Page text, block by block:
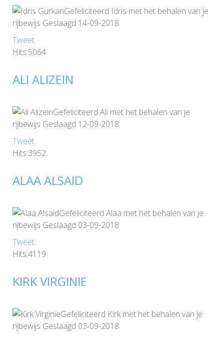
Gefeliciteerd Idris met het behalen van je
rijbewijs Geslaagd 14-09-2018
Tweet
Hits:5064
ALI ALIZEIN
Gefeliciteerd Ali met het behalen van je
rijbewijs Geslaagd 12-09-2018
Tweet
Hits:3952
ALAA ALSAID
Gefeliciteerd Alaa met het behalen van je
rijbewijs Geslaagd 03-09-2018
Tweet
Hits:4119
KIRK VIRGINIE
Gefeliciteerd Kirk met het behalen van je
rijbewijs Geslaagd 03-09-2018